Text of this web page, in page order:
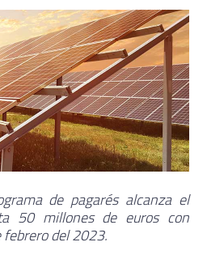
de pagarés alcanza el
50 millones de euros con
del 2023.